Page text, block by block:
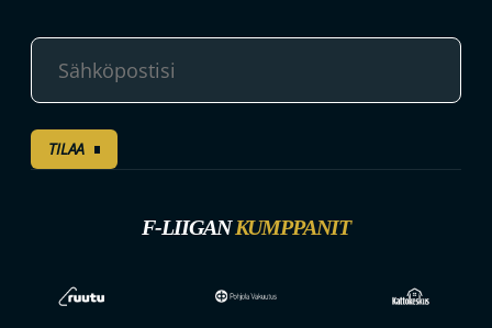
TILAA
F-LIIGANKUMPPANIT